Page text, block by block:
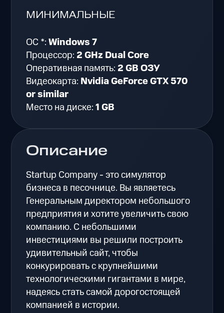
Описание
Startup Company - это симулятор
бизнеса в песочнице. Вы являетесь
Генеральным директором небольшого
предприятия и хотите увеличить свою
компанию. С небольшими
инвестициями вы решили построить
удивительный сайт, чтобы
конкурировать с крупнейшими
технологическими гигантами в мире,
надеясь стать самой дорогостоящей
компанией в истории.
МИНИМАЛЬНЫЕ
ОС *:Windows 7
Процессор: 2 GHz Dual Core
Оперативная память: 2 GB ОЗУ
Видеокарта: Nvidia GeForce GTX 570
or similar
Место на диске:1 GB